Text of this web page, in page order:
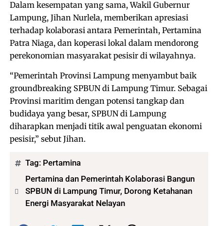
Dalam kesempatan yang sama, Wakil Gubernur
Lampung, Jihan Nurlela, memberikan apresiasi
terhadap kolaborasi antara Pemerintah, Pertamina
Patra Niaga, dan koperasi lokal dalam mendorong
perekonomian masyarakat pesisir di wilayahnya.
“Pemerintah Provinsi Lampung menyambut baik
groundbreaking SPBUN di Lampung Timur. Sebagai
Provinsi maritim dengan potensi tangkap dan
budidaya yang besar, SPBUN di Lampung
diharapkan menjadi titik awal penguatan ekonomi
pesisir,” sebut Jihan.
Tag: Pertamina
Pertamina dan Pemerintah Kolaborasi Bangun
SPBUN di Lampung Timur, Dorong Ketahanan
Energi Masyarakat Nelayan
Bagikan: